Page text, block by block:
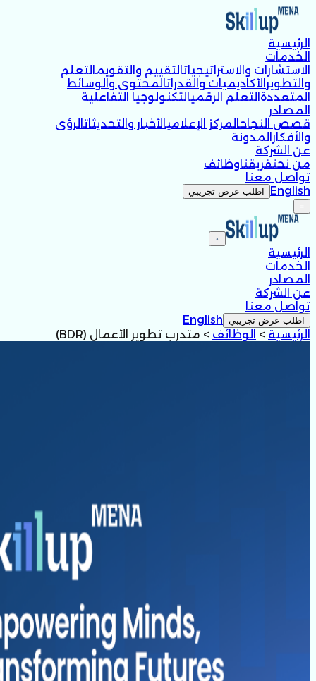
الرئيسية
الخدمات
الاستشارات والاستراتيجياتالتقييم والتقويمالتعلم
والتطوير الأكاديميات والقدراتالمحتوى والوسائط
المتعددة التعلم الرقميالتكنولوجيا التفاعلية
المصادر
قصص النجاحالمركز الإعلاميالأخبار والتحديثاتالرؤى
والأفكار المدونة
عن الشركة
من نحنفريقنا وظائف
تواصل معنا
English
اطلب عرض تجريبي
الرئيسية
الخدمات
المصادر
عن الشركة
تواصل معنا
اطلب عرض تجريبي English
الرئيسية > الوظائف > متدرب تطوير الأعمال (BDR)